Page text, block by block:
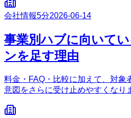
会社情報5分2026-06-14
事業別ハブに向いて
ンを足す理由
料金・FAQ・比較に加えて、対象
意図をさらに受け止めやすくなり